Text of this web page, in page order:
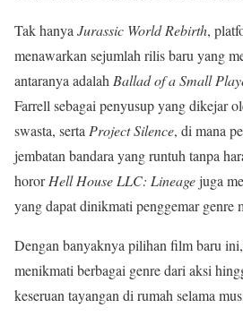
Tak hanya Jurassic World Rebirth,
menawarkan sejumlah rilis baru yang
antaranya adalah Ballad of a Small
Farrell sebagai penyusup yang dikejar
swasta, serta Project Silence, di mana
jembatan bandara yang runtuh tanpa
hororHell House LLC: Lineagejuga
yang dapat dinikmati penggemar genre
Dengan banyaknya pilihan film baru
menikmati berbagai genre dari aksi
keseruan tayangan di rumah selama